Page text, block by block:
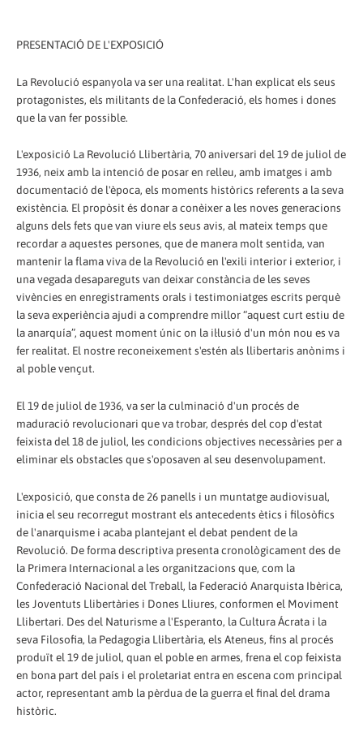
PRESENTACIÓ DE L'EXPOSICIÓ
La Revolució espanyola va ser una realitat. L'han explicat els seus
protagonistes, els militants de la Confederació, els homes i dones
que la van fer possible.
L'exposició La Revolució Llibertària, 70 aniversari del 19 de juliol de
1936, neix amb la intenció de posar en relleu, amb imatges i amb
documentació de l'època, els moments històrics referents a la seva
existència. El propòsit és donar a conèixer a les noves generacions
alguns dels fets que van viure els seus avis, al mateix temps que
recordar a aquestes persones, que de manera molt sentida, van
mantenir la flama viva de la Revolució en l'exili interior i exterior, i
una vegada desapareguts van deixar constància de les seves
vivències en enregistraments orals i testimoniatges escrits perquè
la seva experiència ajudi a comprendre millor “aquest curt estiu de
la anarquía”, aquest moment únic on la il·lusió d'un món nou es va
fer realitat. El nostre reconeixement s'estén als llibertaris anònims i
al poble vençut.
El 19 de juliol de 1936, va ser la culminació d'un procés de
maduració revolucionari que va trobar, després del cop d'estat
feixista del 18 de juliol, les condicions objectives necessàries per a
eliminar els obstacles que s'oposaven al seu desenvolupament.
L'exposició, que consta de 26 panells i un muntatge audiovisual,
inicia el seu recorregut mostrant els antecedents ètics i filosòfics
de l'anarquisme i acaba plantejant el debat pendent de la
Revolució. De forma descriptiva presenta cronològicament des de
la Primera Internacional a les organitzacions que, com la
Confederació Nacional del Treball, la Federació Anarquista Ibèrica,
les Joventuts Llibertàries i Dones Lliures, conformen el Moviment
Llibertari. Des del Naturisme a l'Esperanto, la Cultura Ácrata i la
seva Filosofia, la Pedagogia Llibertària, els Ateneus, fins al procés
produït el 19 de juliol, quan el poble en armes, frena el cop feixista
en bona part del país i el proletariat entra en escena com principal
actor, representant amb la pèrdua de la guerra el final del drama
històric.